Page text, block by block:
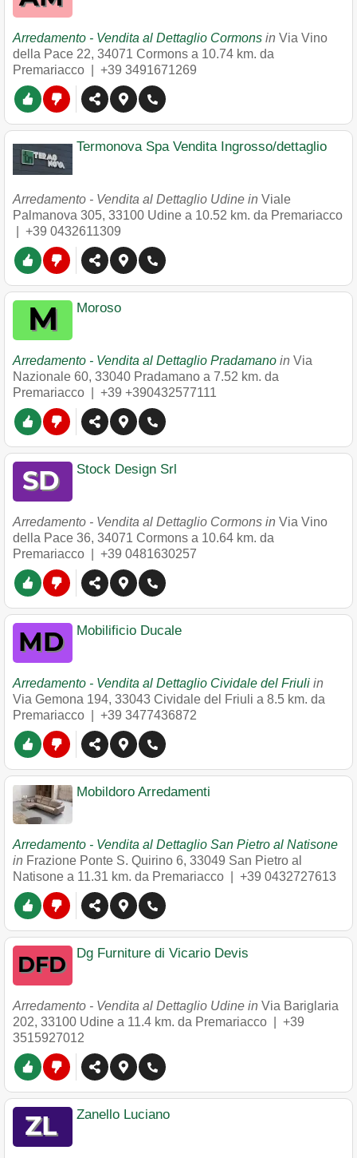
Arredamento - Vendita al Dettaglio Cormons in Via Vino
della Pace 22, 34071 Cormons a 10.74 km. da
Premariacco | +39 3491671269
Termonova Spa Vendita Ingrosso/dettaglio
Arredamento - Vendita al Dettaglio Udine in Viale
Palmanova 305, 33100 Udine a 10.52 km. da Premariacco
+39 0432611309
Moroso
Arredamento - Vendita al Dettaglio Pradamano in Via
Nazionale 60, 33040 Pradamano a 7.52 km. da
Premariacco | +39 +390432577111
Stock Design Srl
Arredamento - Vendita al Dettaglio Cormons in Via Vino
della Pace 36, 34071 Cormons a 10.64 km. da
Premariacco | +39 0481630257
Mobilificio Ducale
Arredamento - Vendita al Dettaglio Cividale del Friuli in
Via Gemona 194, 33043 Cividale del Friuli a 8.5 km. da
Premariacco | +39 3477436872
Mobildoro Arredamenti
Arredamento - Vendita al Dettaglio San Pietro al Natisone
in Frazione Ponte S. Quirino 6, 33049 San Pietro al
Natisone a 11.31 km. da Premariacco | +39 0432727613
Dg Furniture di Vicario Devis
Arredamento - Vendita al Dettaglio Udine in Via Bariglaria
202, 33100 Udine a 11.4 km. da Premariacco | +39
3515927012
Zanello Luciano